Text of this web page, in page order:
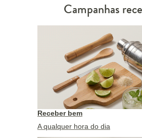
Campanhas
Receber bem
A qualquer hora do dia